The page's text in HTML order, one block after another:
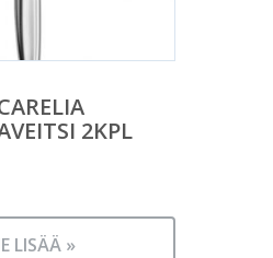
2KPL
LISÄÄ »